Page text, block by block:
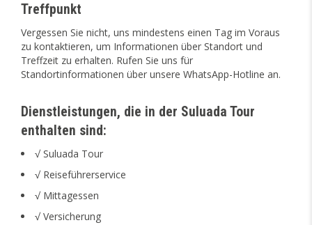
Treffpunkt
Vergessen Sie nicht, uns mindestens einen Tag im Voraus
zu kontaktieren, um Informationen über Standort und
Treffzeit zu erhalten. Rufen Sie uns für
Standortinformationen über unsere WhatsApp-Hotline an.
Dienstleistungen, die in der Suluada Tour
enthalten sind:
√ Suluada Tour
√ Reiseführerservice
√ Mittagessen
√ Versicherung